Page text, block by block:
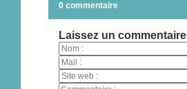
0 commentaire
Laissez un commentaire